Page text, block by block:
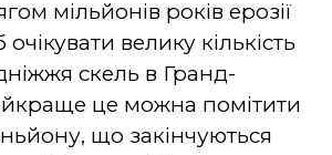
мільйонів років ерозії
велику кількість
скель в Гранд-
це можна помітити
що закінчуються